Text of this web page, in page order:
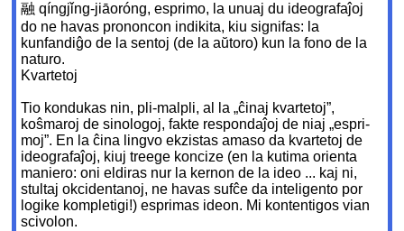
融 qíngjǐng-jiāoróng, esprimo, la unuaj du ideografaĵoj
do ne havas prononcon indikita, kiu signifas: la
kunfandiĝo de la sentoj (de la aŭtoro) kun la fono de la
naturo.
Kvartetoj
Tio kondukas nin, pli-malpli, al la „ĉinaj kvartetoj”,
koŝmaroj de sinologoj, fakte respondaĵoj de niaj „espri-
moj”. En la ĉina lingvo ekzistas amaso da kvartetoj de
ideografaĵoj, kiuj treege koncize (en la kutima orienta
maniero: oni eldiras nur la kernon de la ideo ... kaj ni,
stultaj okcidentanoj, ne havas sufĉe da inteligento por
logike kompletigi!) esprimas ideon. Mi kontentigos vian
scivolon.